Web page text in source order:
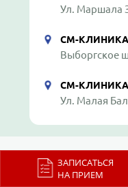
ЗАПИСАТЬСЯ
НА ПРИЕМ
Ул. Маршала
СМ-
Выборгское
СМ-КЛИНИКА
Ул. Малая
СМ-Клиника